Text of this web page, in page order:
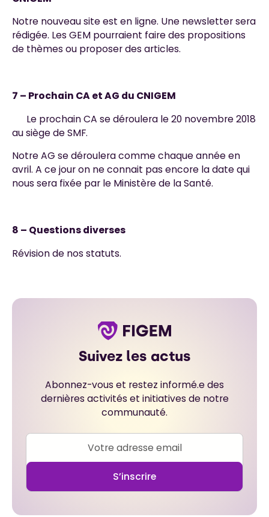
Notre nouveau site est en ligne. Une newsletter sera
rédigée. Les GEM pourraient faire des propositions
de thèmes ou proposer des articles.
7 – Prochain CA et AG du CNIGEM
Le prochain CA se déroulera le 20 novembre 2018
au siège de SMF.
Notre AG se déroulera comme chaque année en
avril. A ce jour on ne connait pas encore la date qui
nous sera fixée par le Ministère de la Santé.
8 – Questions diverses
Révision de nos statuts.
Suivez les actus
Abonnez-vous et restez informé.e des
dernières activités et initiatives de notre
communauté.